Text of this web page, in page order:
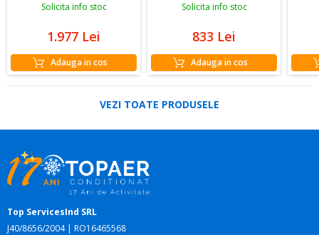
Solicita info stoc
1.977 Lei
Adauga in cos
Solicita info stoc
833 Lei
Adauga in cos
VEZI TOATE PRODUSELE
Top ServicesInd SRL
J40/8656/2004 | RO16465568